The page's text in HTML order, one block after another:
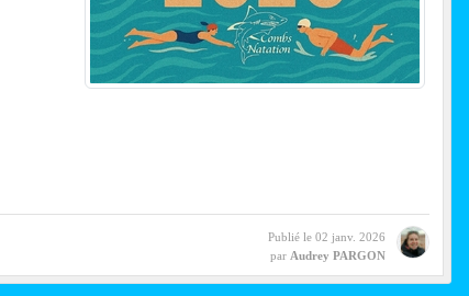
Publié le 02 janv. 2026
par Audrey PARGON